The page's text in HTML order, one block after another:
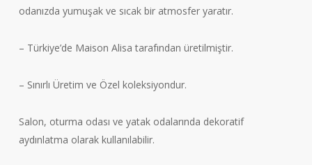
odanızda yumuşak ve sıcak bir atmosfer yaratır.
– Türkiye’de Maison Alisa tarafından üretilmiştir.
– Sınırlı Üretim ve Özel koleksiyondur.
Salon, oturma odası ve yatak odalarında dekoratif
aydınlatma olarak kullanılabilir.